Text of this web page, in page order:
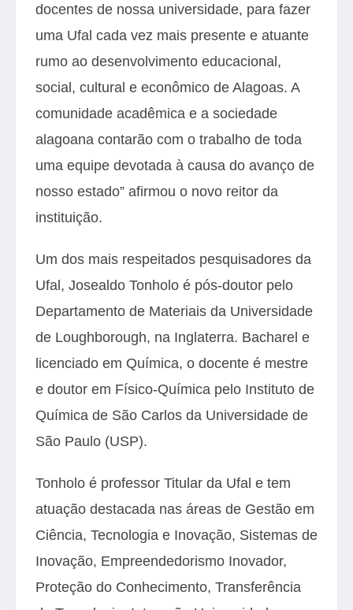
docentes de nossa universidade, para fazer
uma Ufal cada vez mais presente e atuante
rumo ao desenvolvimento educacional,
social, cultural e econômico de Alagoas. A
comunidade acadêmica e a sociedade
alagoana contarão com o trabalho de toda
uma equipe devotada à causa do avanço de
nosso estado” afirmou o novo reitor da
instituição.
Um dos mais respeitados pesquisadores da
Ufal, Josealdo Tonholo é pós-doutor pelo
Departamento de Materiais da Universidade
de Loughborough, na Inglaterra. Bacharel e
licenciado em Química, o docente é mestre
e doutor em Físico-Química pelo Instituto de
Química de São Carlos da Universidade de
São Paulo (USP).
Tonholo é professor Titular da Ufal e tem
atuação destacada nas áreas de Gestão em
Ciência, Tecnologia e Inovação, Sistemas de
Inovação, Empreendedorismo Inovador,
Proteção do Conhecimento, Transferência